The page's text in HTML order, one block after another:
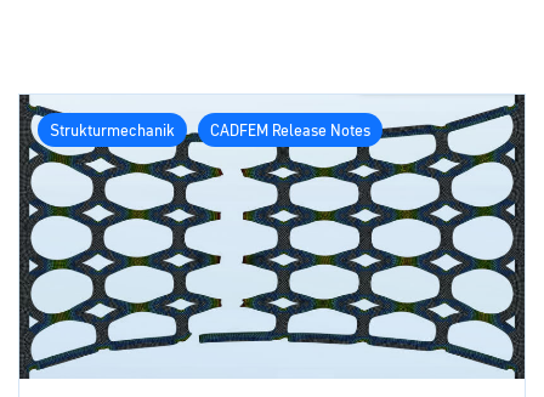
Strukturmechanik CADFEM Release Notes